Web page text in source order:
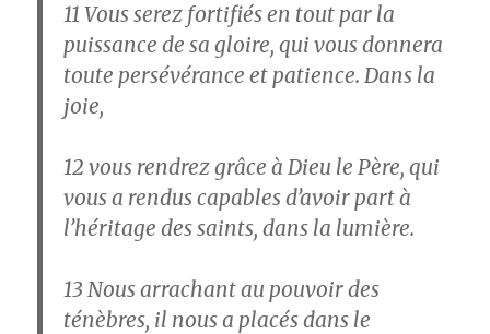
11 Vous serez fortifiés en tout par la
puissance de sa gloire, qui vous donnera
toute persévérance et patience. Dans la
joie,
12 vous rendrez grâce à Dieu le Père, qui
vous a rendus capables d’avoir part à
l’héritage des saints, dans la lumière.
13 Nous arrachant au pouvoir des
ténèbres, il nous a placés dans le